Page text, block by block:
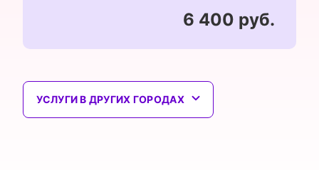
6 400 руб.
УСЛУГИ В ДРУГИХ ГОРОДАХ